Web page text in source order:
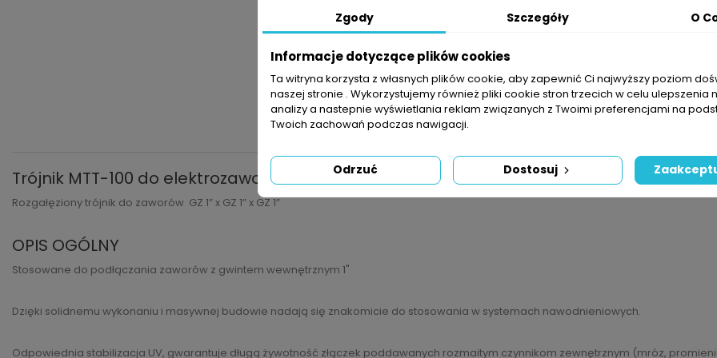
SZCZEGÓŁY PRODUKTU
Trójnik MTT-100 do elektrozaworów Rain Bird
Rozgałęziony trójnik do zaworów GZ 1” x GZ 1” x GZ 1”
OPIS OGÓLNY
Stosowane do podłączania zaworów z gwintem wewnętrznym 1"
Dzięki solidnemu wykonaniu i masywnej budowie nadają się znakomicie do stosowania w systemach nawodnieniowych.
Odpowiednia stabilizacja UV, gwarantuje długą żywotność złączek poddawanych rozmaitym czynnikom zewnętrznym (mróz,
Zgody Szczegóły O
Informacje dotyczące plików cookies
Ta witryna korzysta z własnych plików cookie, aby zapewnić Ci najwyższy poziom
naszej stronie . Wykorzystujemy również pliki cookie stron trzecich w celu ulepszenia
analizy a nastepnie wyświetlania reklam związanych z Twoimi preferencjami na
Twoich zachowań podczas nawigacji.
Odrzuć Dostosuj